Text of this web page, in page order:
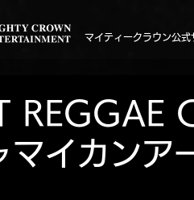
マイティークラウン公式
REGGAE
マイカンア